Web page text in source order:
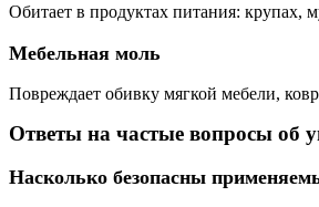
Обитает в продуктах питания: крупах,
Мебельная моль
Повреждает обивку мягкой мебели,
Ответы на частые вопросы об
Насколько безопасны